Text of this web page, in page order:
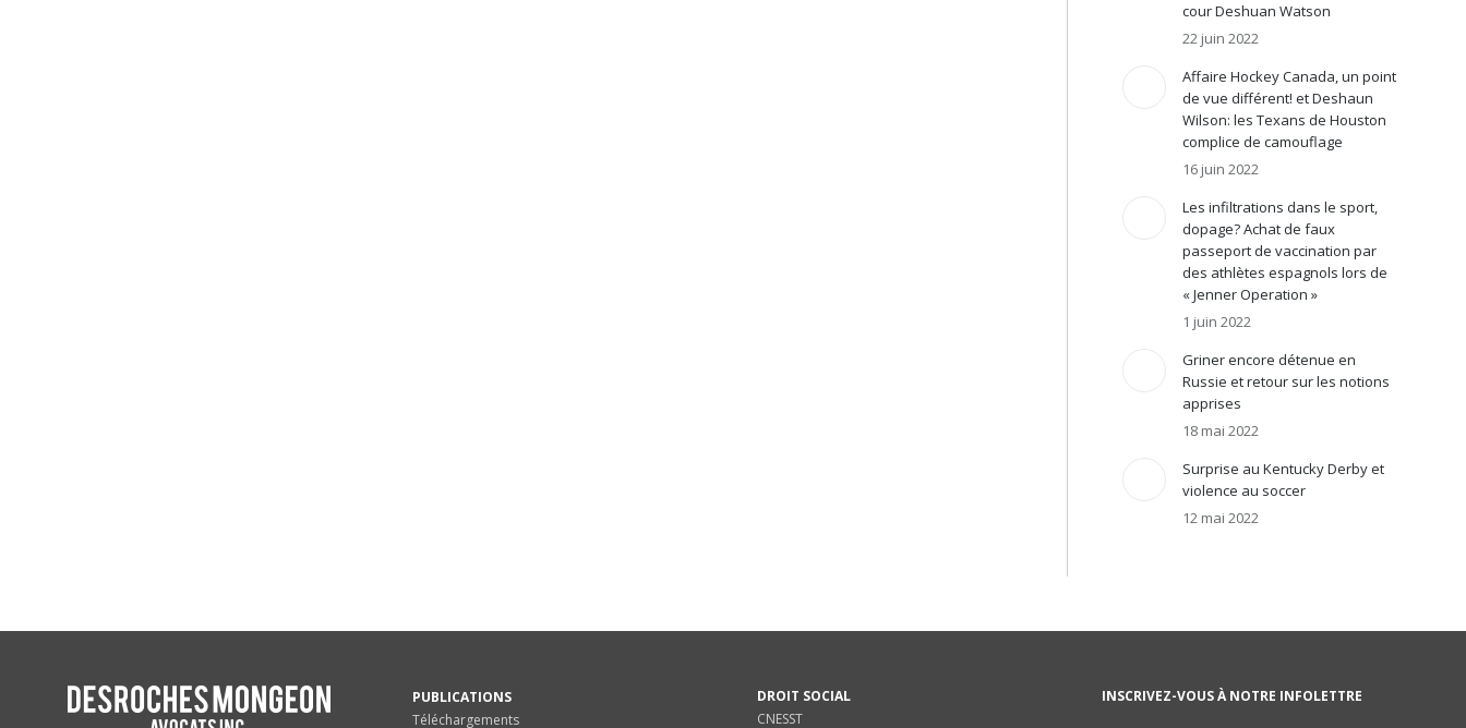
cour Deshuan Watson
22 juin 2022
Affaire Hockey Canada, un point
de vue différent! et Deshaun
Wilson: les Texans de Houston
complice de camouflage
16 juin 2022
Les infiltrations dans le sport,
dopage? Achat de faux
passeport de vaccination par
des athlètes espagnols lors de
« Jenner Operation »
1 juin 2022
Griner encore détenue en
Russie et retour sur les notions
apprises
18 mai 2022
Surprise au Kentucky Derby et
violence au soccer
12 mai 2022
PUBLICATIONS
Téléchargements
DROIT SOCIAL
CNESST
INSCRIVEZ-VOUS À NOTRE INFOLETTRE